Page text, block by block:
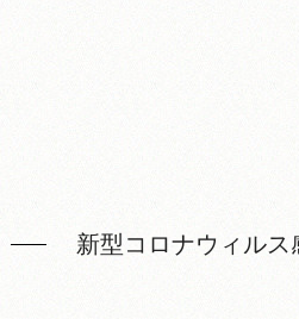
新型コロナウィルス